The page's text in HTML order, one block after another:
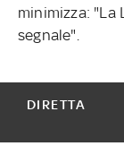
minimizza: "La
segnale".
DIRETTA